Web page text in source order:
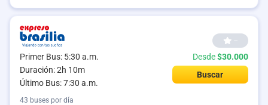
Primer Bus: 5:30 a.m.
Duración: 2h 10m
Último Bus: 7:30 a.m.
--
Desde$30.000
Buscar
43 buses por día